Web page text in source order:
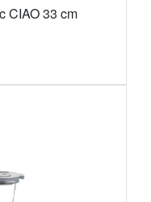
CIAO 33 cm